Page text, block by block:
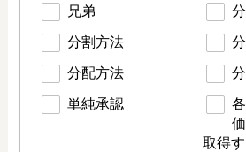
兄弟
分割方法
分配方法
単純承認
取得